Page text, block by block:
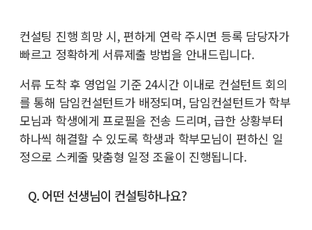
컨설팅 진행 희망 시, 편하게 연락 주시면 등록 담당자가
빠르고 정확하게 서류제출 방법을 안내드립니다.
서류 도착 후 영업일 기준 24시간 이내로 컨설턴트 회의
를 통해 담임컨설턴트가 배정되며, 담임컨설턴트가 학부
모님과 학생에게 프로필을 전송 드리며, 급한 상황부터
하나씩 해결할 수 있도록 학생과 학부모님이 편하신 일
정으로 스케줄 맞춤형 일정 조율이 진행됩니다.
Q. 어떤 선생님이 컨설팅하나요?